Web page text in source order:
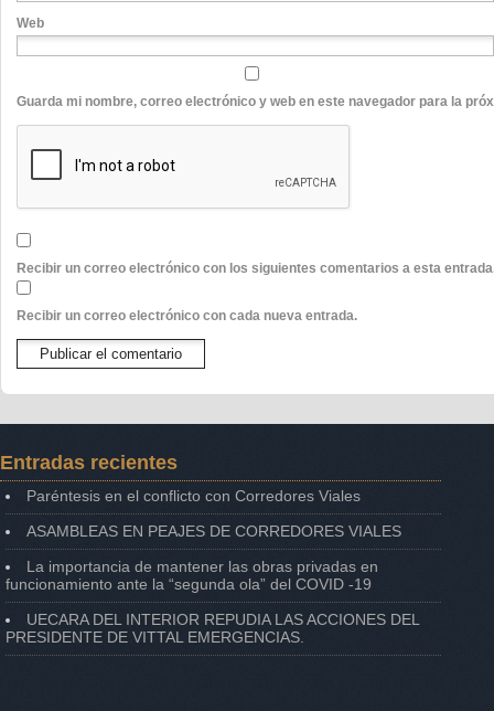
Web
Guarda mi nombre, correo electrónico y web en este navegador para la
Recibir un correo electrónico con los siguientes comentarios a esta
Recibir un correo electrónico con cada nueva entrada.
Entradas recientes
Paréntesis en el conflicto con Corredores Viales
ASAMBLEAS EN PEAJES DE CORREDORES VIALES
La importancia de mantener las obras privadas en
funcionamiento ante la “segunda ola” del COVID -19
UECARA DEL INTERIOR REPUDIA LAS ACCIONES DEL
PRESIDENTE DE VITTAL EMERGENCIAS.